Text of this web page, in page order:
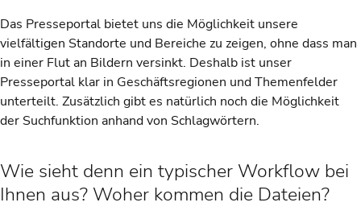
Das Presseportal bietet uns die Möglichkeit unsere
vielfältigen Standorte und Bereiche zu zeigen, ohne dass man
in einer Flut an Bildern versinkt. Deshalb ist unser
Presseportal klar in Geschäftsregionen und Themenfelder
unterteilt. Zusätzlich gibt es natürlich noch die Möglichkeit
der Suchfunktion anhand von Schlagwörtern.
Wie sieht denn ein typischer Workflow bei
Ihnen aus? Woher kommen die Dateien?